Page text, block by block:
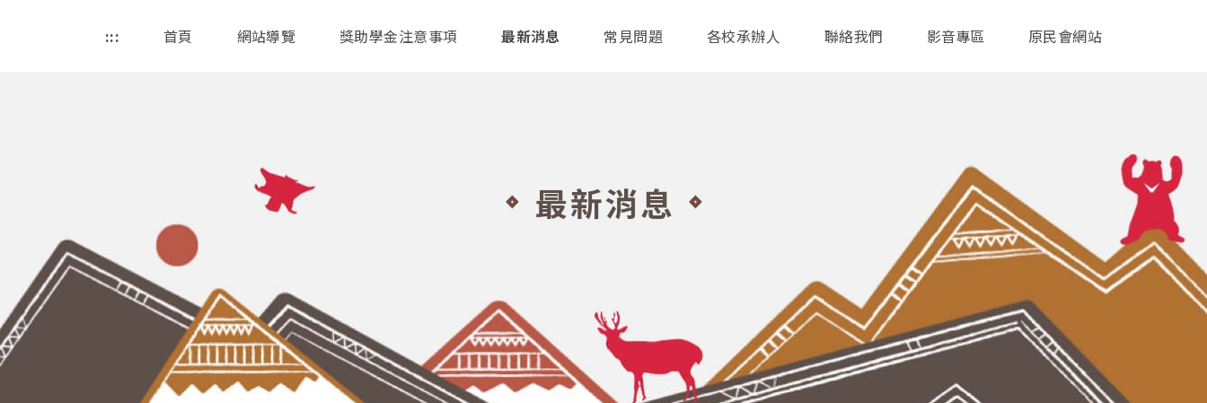
::: 首頁 網站導覽 獎助學金注意事項 最新消息 常見問題 各校承辦人 聯絡我們 影音專區 原民會網站
最新消息